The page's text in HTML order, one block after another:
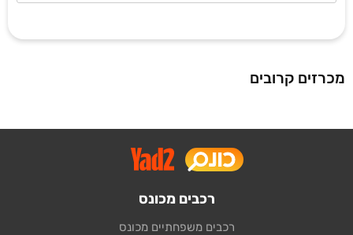
מכרזים קרובים
רכבים מכונס
רכבים משפחתיים מכונס